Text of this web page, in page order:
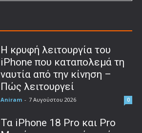
Η κρυφή λειτουργία του
iPhone που καταπολεμά τη
ναυτία από την κίνηση –
Πώς λειτουργεί
Aniram - 7 Αυγούστου 2026 0
Τα iPhone 18 Pro και Pro